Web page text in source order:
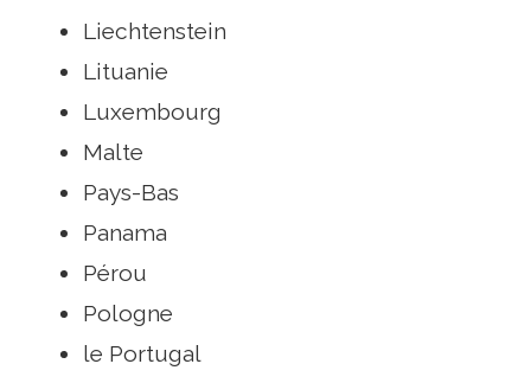
Liechtenstein
Lituanie
Luxembourg
Malte
Pays-Bas
Panama
Pérou
Pologne
le Portugal